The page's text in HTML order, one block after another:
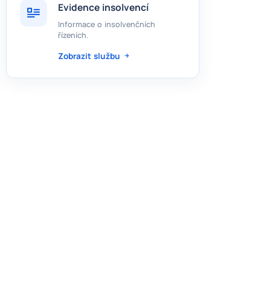
Evidence insolvencí
Informace o insolvenčních
řízeních.
Zobrazit službu